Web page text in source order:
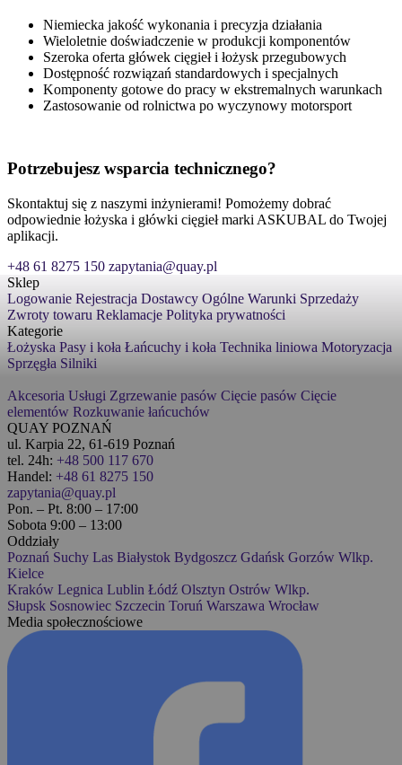
Niemiecka jakość wykonania i precyzja działania
Wieloletnie doświadczenie w produkcji komponentów
Szeroka oferta główek cięgieł i łożysk przegubowych
Dostępność rozwiązań standardowych i specjalnych
Komponenty gotowe do pracy w ekstremalnych warunkach
Zastosowanie od rolnictwa po wyczynowy motorsport
Potrzebujesz wsparcia technicznego?
Skontaktuj się z naszymi inżynierami! Pomożemy dobrać
odpowiednie łożyska i główki cięgieł marki ASKUBAL do Twojej
aplikacji.
+48 61 8275 150 zapytania@quay.pl
Sklep
Logowanie Rejestracja Dostawcy Ogólne Warunki Sprzedaży
Zwroty towaru Reklamacje Polityka prywatności
Kategorie
Łożyska Pasy i koła Łańcuchy i koła Technika liniowa Motoryzacja
Sprzęgła Silniki
Akcesoria Usługi Zgrzewanie pasów Cięcie pasów Cięcie
elementów Rozkuwanie łańcuchów
QUAY POZNAŃ
ul. Karpia 22, 61-619 Poznań
tel. 24h: +48 500 117 670
Handel: +48 61 8275 150
zapytania@quay.pl
Pon. – Pt. 8:00 – 17:00
Sobota 9:00 – 13:00
Oddziały
Poznań Suchy Las Białystok Bydgoszcz Gdańsk Gorzów Wlkp.
Kielce
Kraków Legnica Lublin Łódź Olsztyn Ostrów Wlkp.
Słupsk Sosnowiec Szczecin Toruń Warszawa Wrocław
Media społecznościowe